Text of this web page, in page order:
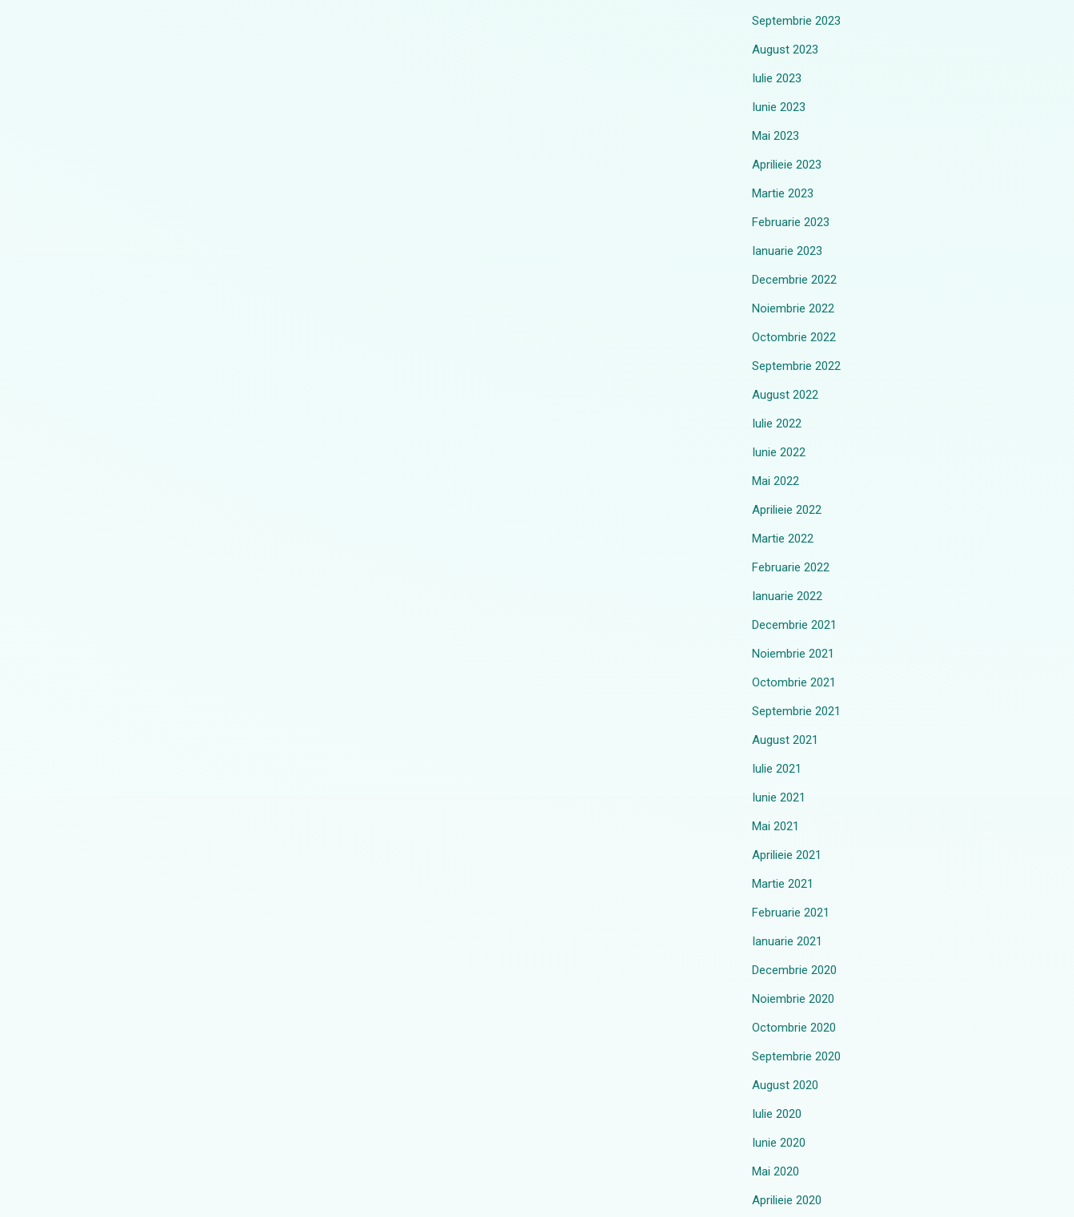
Septembrie 2023
August 2023
Iulie 2023
Iunie 2023
Mai 2023
Aprilieie 2023
Martie 2023
Februarie 2023
Ianuarie 2023
Decembrie 2022
Noiembrie 2022
Octombrie 2022
Septembrie 2022
August 2022
Iulie 2022
Iunie 2022
Mai 2022
Aprilieie 2022
Martie 2022
Februarie 2022
Ianuarie 2022
Decembrie 2021
Noiembrie 2021
Octombrie 2021
Septembrie 2021
August 2021
Iulie 2021
Iunie 2021
Mai 2021
Aprilieie 2021
Martie 2021
Februarie 2021
Ianuarie 2021
Decembrie 2020
Noiembrie 2020
Octombrie 2020
Septembrie 2020
August 2020
Iulie 2020
Iunie 2020
Mai 2020
Aprilieie 2020